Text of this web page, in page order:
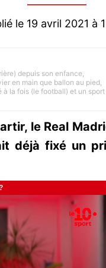
le 19 avril 2021 à
depuis son enfance,
en main que ballon au pied,
la fois (le football) et un sport
le Real
déjà fixé un